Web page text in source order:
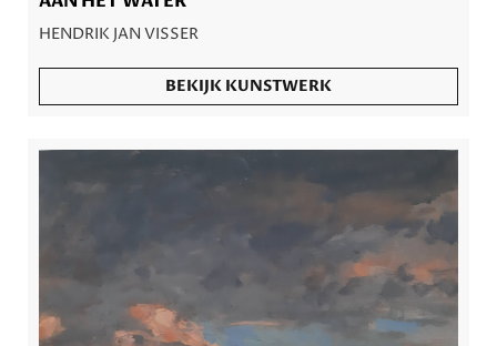
HENDRIK JAN VISSER
BEKIJK KUNSTWERK